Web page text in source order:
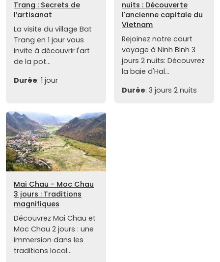
Trang : Secrets de
l’artisanat
La visite du village Bat
Trang en 1 jour vous
invite à découvrir l'art
de la pot...
Durée: 1 jour
nuits : Découverte
l'ancienne capitale du
Vietnam
Rejoinez notre court
voyage à Ninh Binh 3
jours 2 nuits: Découvrez
la baie d'Hal...
Durée: 3 jours 2 nuits
Mai Chau - Moc Chau
3 jours : Traditions
magnifiques
Découvrez Mai Chau et
Moc Chau 2 jours : une
immersion dans les
traditions local...